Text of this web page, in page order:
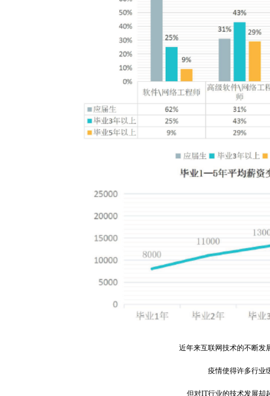
近年来互联网技术的不断发
疫情使得许多行业
但对IT行业的技术发展却